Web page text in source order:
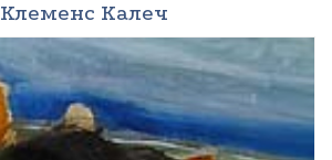
Клеменс Калеч